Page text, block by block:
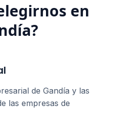
en
?
de Gandía y las
las empresas de